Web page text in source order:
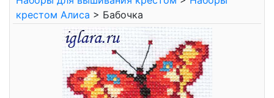
крестом Алиса > Бабочка